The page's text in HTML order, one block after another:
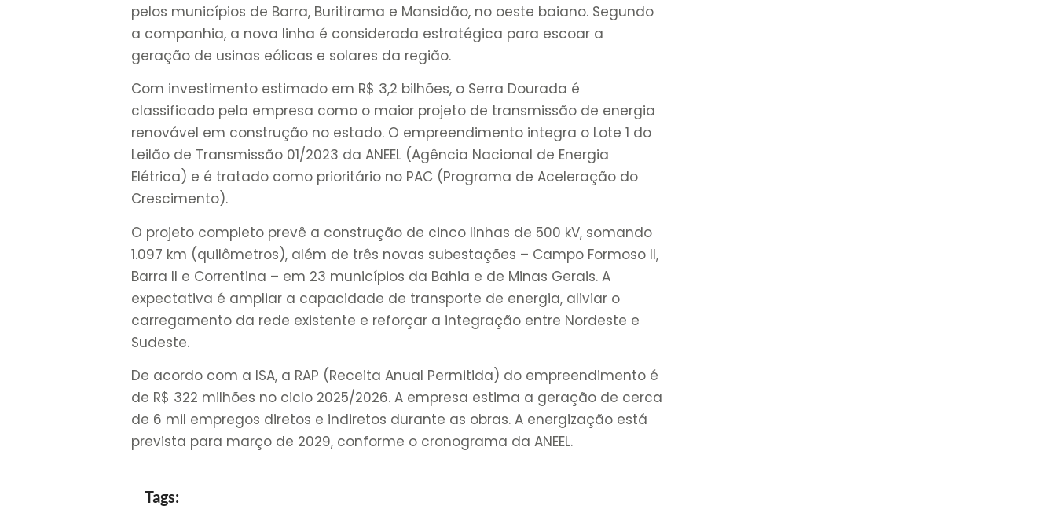
pelos municípios de Barra, Buritirama e Mansidão, no oeste baiano. Segundo
a companhia, a nova linha é considerada estratégica para escoar a
geração de usinas eólicas e solares da região.
Com investimento estimado em R$ 3,2 bilhões, o Serra Dourada é
classificado pela empresa como o maior projeto de transmissão de energia
renovável em construção no estado. O empreendimento integra o Lote 1 do
Leilão de Transmissão 01/2023 da ANEEL (Agência Nacional de Energia
Elétrica) e é tratado como prioritário no PAC (Programa de Aceleração do
Crescimento).
O projeto completo prevê a construção de cinco linhas de 500 kV, somando
1.097 km (quilômetros), além de três novas subestações – Campo Formoso II,
Barra II e Correntina – em 23 municípios da Bahia e de Minas Gerais. A
expectativa é ampliar a capacidade de transporte de energia, aliviar o
carregamento da rede existente e reforçar a integração entre Nordeste e
Sudeste.
De acordo com a ISA, a RAP (Receita Anual Permitida) do empreendimento é
de R$ 322 milhões no ciclo 2025/2026. A empresa estima a geração de cerca
de 6 mil empregos diretos e indiretos durante as obras. A energização está
prevista para março de 2029, conforme o cronograma da ANEEL.
Tags: